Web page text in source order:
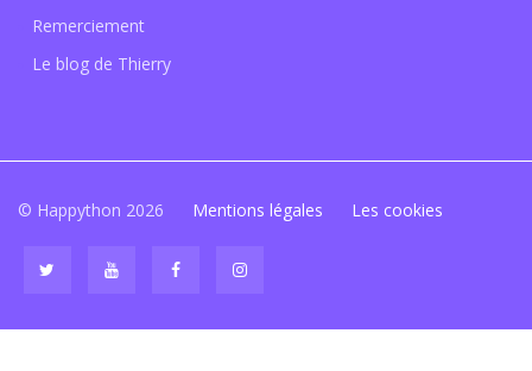
Remerciement
Le blog de Thierry
© Happython 2026 Mentions légales Les cookies